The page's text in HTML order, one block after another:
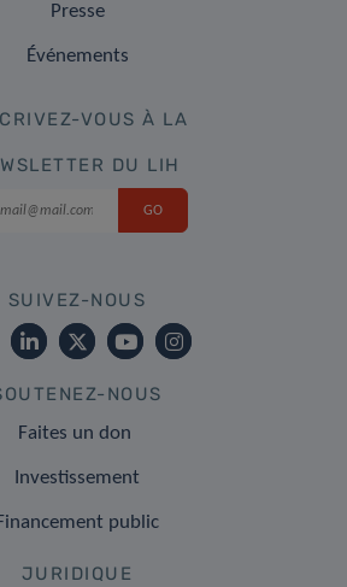
Presse
Événements
VOUS À LA
DU LIH
SUIVEZ-NOUS
NOUS
Faites un don
Investissement
public
JURIDIQUE